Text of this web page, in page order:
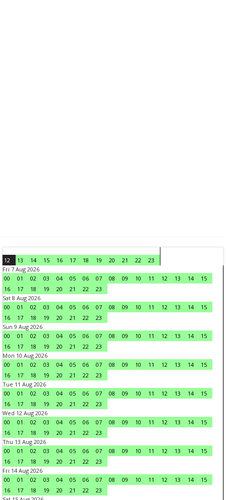
12 13 14 15 16 17 18 19 20 21 22
23
Fri 7 Aug 2026
00
01 02 03 04 05 06 07 08 09 10 11 12 13 14
15
16
17 18 19 20 21 22
23
Sat 8 Aug 2026
00
01 02 03 04 05 06 07 08 09 10 11 12 13 14
15
16
17 18 19 20 21 22
23
Sun 9 Aug 2026
00
01 02 03 04 05 06 07 08 09 10 11 12 13 14
15
16
17 18 19 20 21 22
23
Mon 10 Aug 2026
00
01 02 03 04 05 06 07 08 09 10 11 12 13 14
15
16
17 18 19 20 21 22
23
Tue 11 Aug 2026
00
01 02 03 04 05 06 07 08 09 10 11 12 13 14
15
16
17 18 19 20 21 22
23
Wed 12 Aug 2026
00
01 02 03 04 05 06 07 08 09 10 11 12 13 14
15
16
17 18 19 20 21 22
23
Thu 13 Aug 2026
00
01 02 03 04 05 06 07 08 09 10 11 12 13 14
15
16
17 18 19 20 21 22
23
Fri 14 Aug 2026
00
01 02 03 04 05 06 07 08 09 10 11 12 13 14
15
16
17 18 19 20 21 22
23